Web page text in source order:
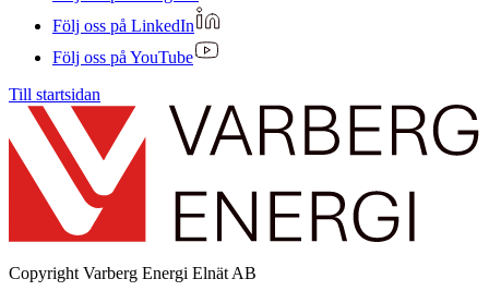
Följ oss på LinkedIn
Följ oss på YouTube
Till startsidan
CopyrightVarberg Energi Elnät AB